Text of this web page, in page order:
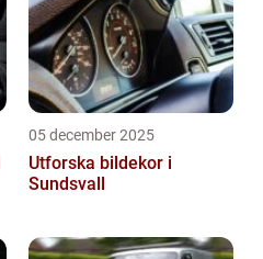
05 december 2025
Utforska bildekor i
Sundsvall